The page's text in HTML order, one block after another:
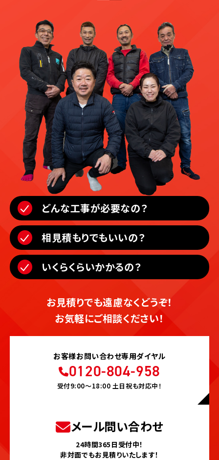
どんな工事が必要なの？
相見積もりでもいいの？
いくらくらいかかるの？
お見積りでも遠慮なくどうぞ！
お気軽にご相談ください！
お客様お問い合わせ専用ダイヤル
0120-804-958
受付9:00〜18:00 土日祝も対応中！
メール問い合わせ
24時間365日受付中！
非対面でもお見積りいたします！